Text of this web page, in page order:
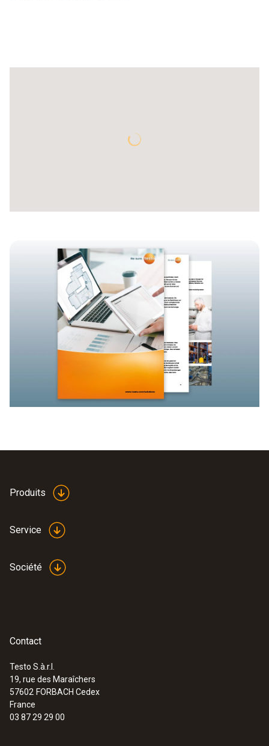
Produits
Service
Société
Contact
Testo S.à.r.l.
19, rue des Maraîchers
57602 FORBACH Cedex
France
03 87 29 29 00